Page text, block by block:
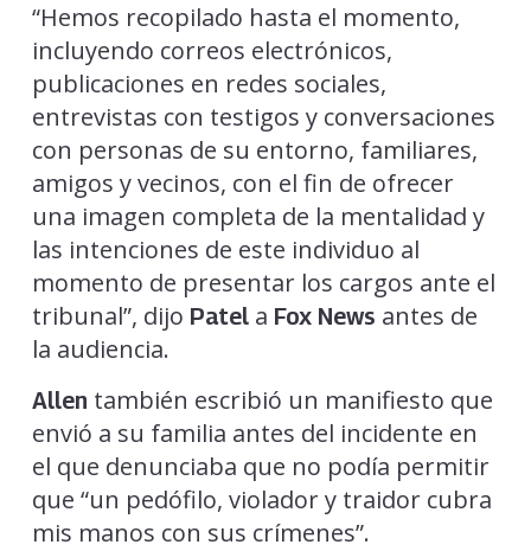
“Hemos recopilado hasta el momento,
incluyendo correos electrónicos,
publicaciones en redes sociales,
entrevistas con testigos y conversaciones
con personas de su entorno, familiares,
amigos y vecinos, con el fin de ofrecer
una imagen completa de la mentalidad y
las intenciones de este individuo al
momento de presentar los cargos ante el
tribunal”, dijo Patela Fox News antes de
la audiencia.
Allen también escribió un manifiesto que
envió a su familia antes del incidente en
el que denunciaba que no podía permitir
que “un pedófilo, violador y traidor cubra
mis manos con sus crímenes”.